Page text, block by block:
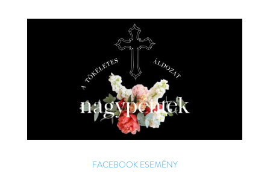
FACEBOOK ESEMÉNY